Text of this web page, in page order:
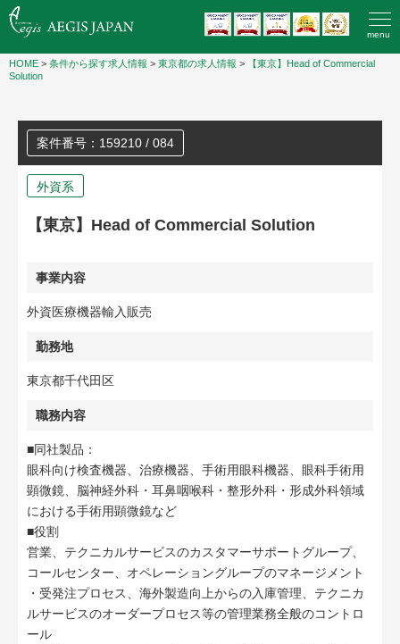
menu
HOME > 条件から探す求人情報 > 東京都の求人情報 >
【東京】Head of Commercial
Solution
案件番号：159210 / 084
外資系
【東京】Head of Commercial Solution
事業内容
外資医療機器輸入販売
勤務地
東京都千代田区
職務内容
■同社製品：
眼科向け検査機器、治療機器、手術用眼科機器、眼科手術用
顕微鏡、脳神経外科・耳鼻咽喉科・整形外科・形成外科領域
における手術用顕微鏡など
■役割
営業、テクニカルサービスのカスタマーサポートグループ、
コールセンター、オペレーショングループのマネージメント
・受発注プロセス、海外製造向上からの入庫管理、テクニカ
ルサービスのオーダープロセス等の管理業務全般のコントロ
ール